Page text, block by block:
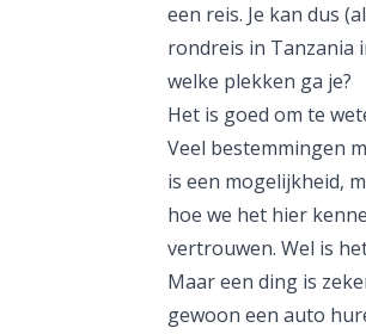
een reis. Je kan dus
rondreis in Tanzania
welke plekken ga je?
Het is goed om te
Veel bestemmingen
is een mogelijkheid,
hoe we het hier
vertrouwen. Wel is
Maar een ding is
gewoon een auto